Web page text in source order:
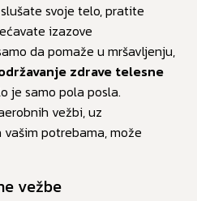
svoje telo, pratite
izazove
da pomaže u mršavljenju,
zdrave telesne
je samo pola posla.
vežbi, uz
potrebama, može
vežbe